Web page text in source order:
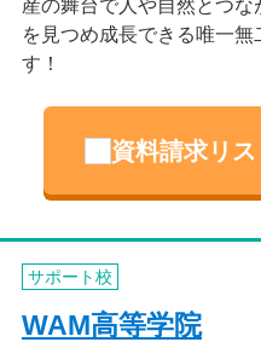
産の舞台で人や自然とつな
を見つめ成長できる唯一無
す！
資料請求リス
サポート校
WAM高等学院